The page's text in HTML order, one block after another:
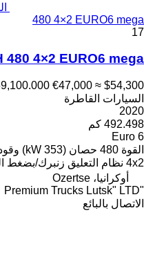
480 4×2 EURO6 mega
17
480 4×2 EURO6 mega
€47,000 ≈ $54,300
السيارات القاطرة
2020
492.498 كم
Euro 6
القوة 480 حصان (353 kW)
4x2 نظام التعليق زنبرك/بضغط
أوكرانيا، Ozertse
"Premium Trucks Lutsk" LTD
الاتصال بالبائع